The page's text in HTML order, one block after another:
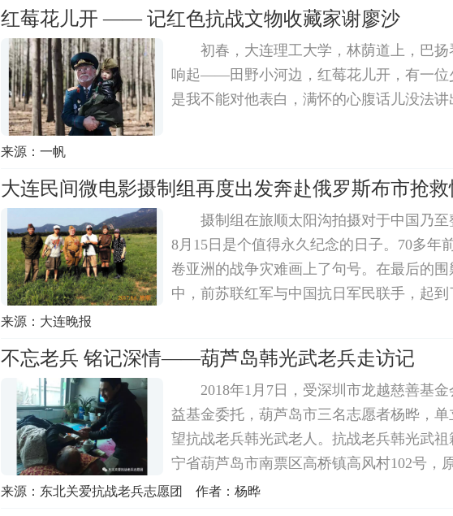
红莓花儿开 —— 记红色抗战文物收藏家谢廖沙
初春，大连理工大学，林荫道上，巴
响起——田野小河边，红莓花儿开，有一位
是我不能对他表白，满怀的心腹话儿没法讲
来源：一帆
大连民间微电影摄制组再度出发奔赴俄罗斯布市抢
摄制组在旅顺太阳沟拍摄对于中国乃至
8月15日是个值得永久纪念的日子。70多年
卷亚洲的战争灾难画上了句号。在最后的
中，前苏联红军与中国抗日军民联手，起到
年初，大连晚报以《大连草根自掏腰包拍
来源：大连晚报
不忘老兵 铭记深情——葫芦岛韩光武老兵走访记
2018年1月7日，受深圳市龙越慈善基
益基金委托，葫芦岛市三名志愿者杨晔，
望抗战老兵韩光武老人。抗战老兵韩光武祖
宁省葫芦岛市南票区高桥镇高风村102号，
部野战医院救护排排长，时任军长龙云，
来源：东北关爱抗战老兵志愿团 作者：杨晔